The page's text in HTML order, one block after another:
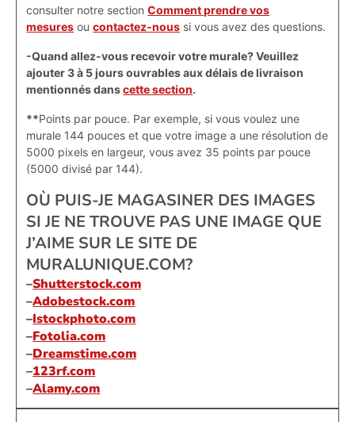
consulter notre sectionComment prendre vos
mesures oucontactez-nous si vous avez des questions.
-Quand allez-vous recevoir votre murale? Veuillez
ajouter 3 à 5 jours ouvrables aux délais de livraison
mentionnés danscette section.
**Points par pouce. Par exemple, si vous voulez une
murale 144 pouces et que votre image a une résolution de
5000 pixels en largeur, vous avez 35 points par pouce
(5000 divisé par 144).
OÙ PUIS-JE MAGASINER DES IMAGES
SI JE NE TROUVE PAS UNE IMAGE QUE
J’AIME SUR LE SITE DE
MURALUNIQUE.COM?
–Shutterstock.com
–Adobestock.com
–Istockphoto.com
–Fotolia.com
–Dreamstime.com
–123rf.com
–Alamy.com